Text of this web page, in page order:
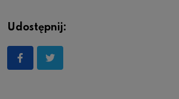
Udostępnij: